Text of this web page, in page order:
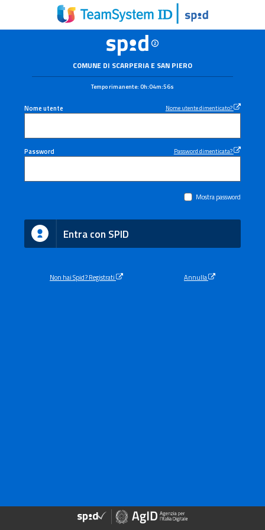
COMUNE DI SCARPERIA E SAN PIERO
Tempo rimanente:0h:04m:56s
Nome utente Nome utente dimenticato?
Password Password dimenticata?
Mostra password
Entra con SPID
Non hai Spid? Registrati Annulla